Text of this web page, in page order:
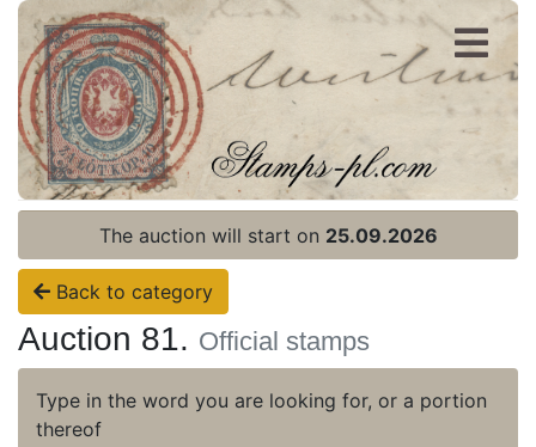
Register
Login
The auction will start on 25.09.2026
Back to category
Auction 81. Official stamps
Type in the word you are looking for, or a portion
thereof